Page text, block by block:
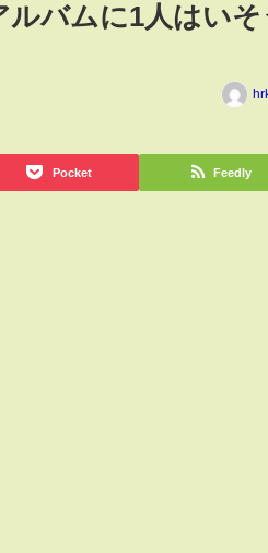
ルバムに1人はい
Pocket Feedly